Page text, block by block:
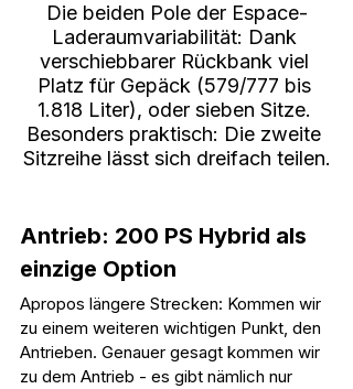
Die beiden Pole der Espace-
Laderaumvariabilität: Dank
verschiebbarer Rückbank viel
Platz für Gepäck (579/777 bis
1.818 Liter), oder sieben Sitze.
Besonders praktisch: Die zweite
Sitzreihe lässt sich dreifach teilen.
Antrieb: 200 PS Hybrid als
einzige Option
Apropos längere Strecken: Kommen wir
zu einem weiteren wichtigen Punkt, den
Antrieben. Genauer gesagt kommen wir
zu dem Antrieb - es gibt nämlich nur